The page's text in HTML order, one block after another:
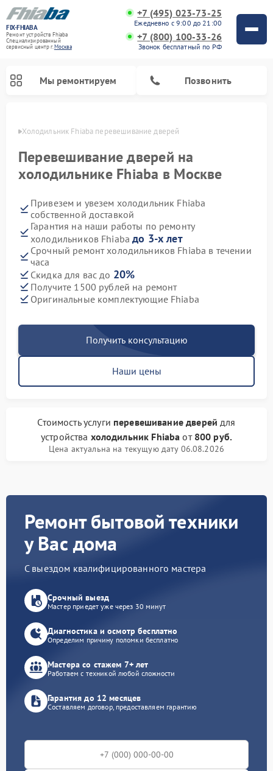
FIX-FHIABA
Ремонт устройств Fhiaba
Специализированный
cервисный центр г.Москва
+7 (495) 023-73-25
Ежедневно с 9:00 до 21:00
+7 (800) 100-33-26
Звонок бесплатный по РФ
Мы ремонтируем Позвонить
Холодильник Fhiaba перевешивание дверей
Перевешивание дверей на
холодильнике Fhiaba в Москве
Привезем и увезем холодильник Fhiaba
собственной доставкой
Гарантия на наши работы по ремонту
холодильников Fhiabaдо 3-х лет
Срочный ремонт холодильников Fhiaba в течении
часа
Скидка для вас до 20%
Получите 1500 рублей на ремонт
Оригинальные комплектующие Fhiaba
Получить консультацию
Наши цены
Стоимость услуги перевешивание дверей для
устройства холодильник Fhiaba от 800 руб.
Цена актуальна на текущую дату 06.08.2026
Ремонт бытовой техники
у Вас дома
С выездом квалифицированного мастера
Срочный выезд
Мастер приедет уже через 30 минут
Диагностика и осмотр бесплатно
Определим причину поломки бесплатно
Мастера со стажем 7+ лет
Работаем с техникой любой сложности
Гарантия до 12 месяцев
Составляем договор, предоставляем гарантию